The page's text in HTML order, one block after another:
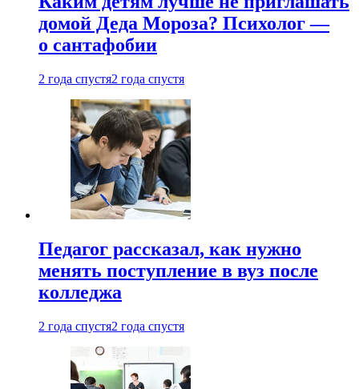
домой Деда Мороза? Психолог —
о сантафобии
2 года спустя2 года спустя
Педагог рассказал, как нужно
менять поступление в вуз после
колледжа
2 года спустя2 года спустя